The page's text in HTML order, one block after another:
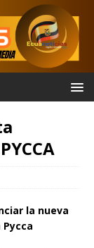
la nueva